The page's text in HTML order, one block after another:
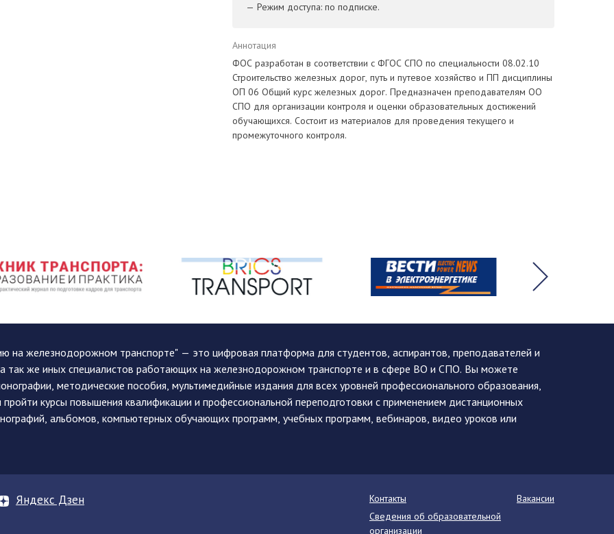
— Режим доступа: по подписке.
Аннотация
ФОС разработан в соответствии с ФГОС СПО по специальности 08.02.10
Строительство железных дорог, путь и путевое хозяйство и ПП дисциплины
ОП 06 Общий курс железных дорог. Предназначен преподавателям ОО
СПО для организации контроля и оценки образовательных достижений
обучающихся. Состоит из материалов для проведения текущего и
промежуточного контроля.
на железнодорожном транспорте" — это цифровая платформа для студентов, аспирантов, преподавателей и
а так же иных специалистов работающих на железнодорожном транспорте и в сфере ВО и СПО. Вы можете
методические пособия, мультимедийные издания для всех уровней профессионального образования,
курсы повышения квалификации и профессиональной переподготовки с применением дистанционных
альбомов, компьютерных обучающих программ, учебных программ, вебинаров, видео уроков или
Яндекс Дзен Контакты
Вакансии
Сведения об образовательной
организации